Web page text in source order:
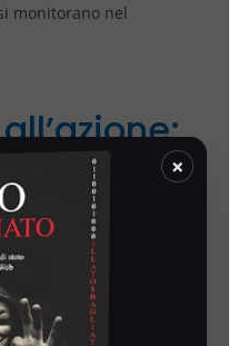
×
monitorano nel
le misure
Excel e poi metterlo nel
legale per
“Rischio Elevato” sugli